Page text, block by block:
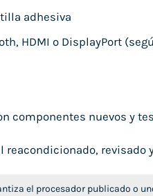
adhesiva
HDMI o DisplayPort
componentes nuevos y
revisado
el procesador publicado o